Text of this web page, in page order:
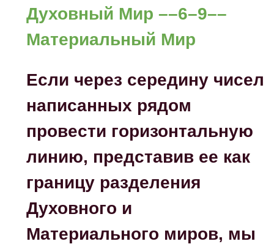
Духовный Мир ––6–9––
Материальный Мир
Если через середину чисел
написанных рядом
провести горизонтальную
линию, представив ее как
границу разделения
Духовного и
Материального миров, мы